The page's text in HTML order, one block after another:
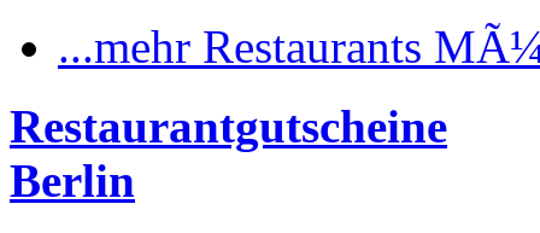
...mehr Restaurants
Restaurantgutscheine
Berlin